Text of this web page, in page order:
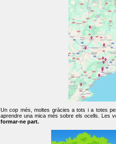
Un cop més, moltes gràcies a tots i a totes
aprendre una mica més sobre els ocells. Les
formar-ne part.